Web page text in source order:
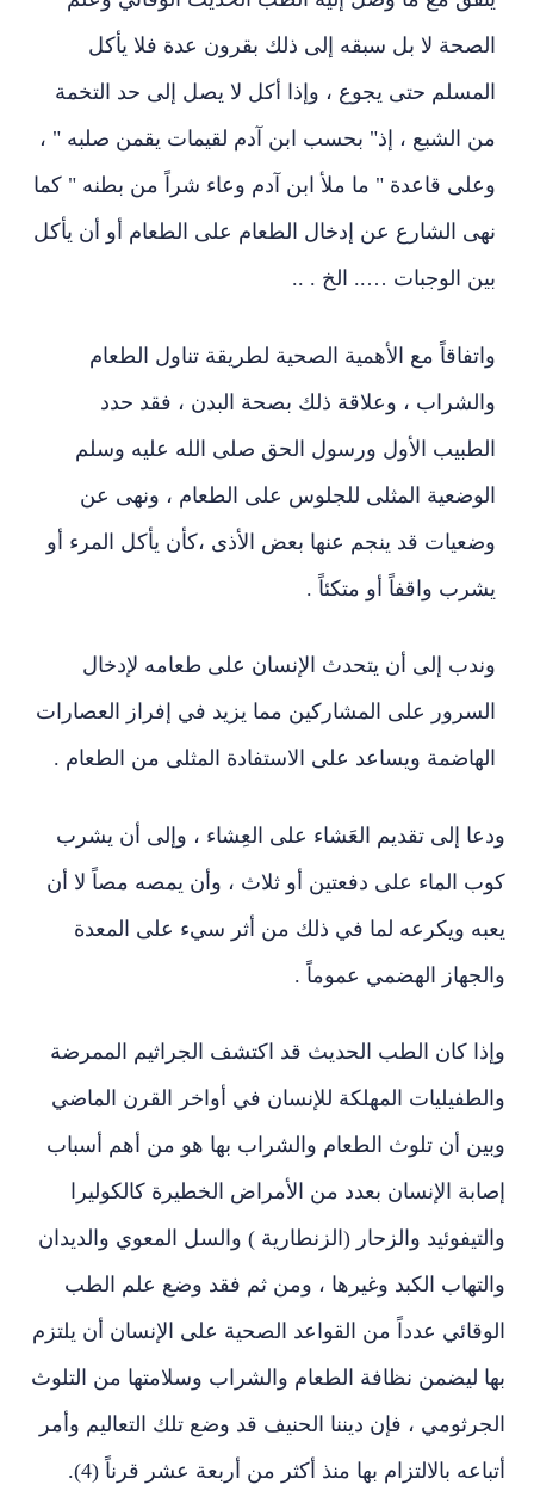
الصحة لا بل سبقه إلى ذلك بقرون عدة فلا يأكل
المسلم حتى يجوع ، وإذا أكل لا يصل إلى حد التخمة
من الشبع ، إذ" بحسب ابن آدم لقيمات يقمن صلبه " ،
وعلى قاعدة " ما ملأ ابن آدم وعاء شراً من بطنه " كما
نهى الشارع عن إدخال الطعام على الطعام أو أن يأكل
بين الوجبات ….. الخ . ..
واتفاقاً مع الأهمية الصحية لطريقة تناول الطعام
والشراب ، وعلاقة ذلك بصحة البدن ، فقد حدد
الطبيب الأول ورسول الحق صلى الله عليه وسلم
الوضعية المثلى للجلوس على الطعام ، ونهى عن
وضعيات قد ينجم عنها بعض الأذى ،كأن يأكل المرء أو
يشرب واقفاً أو متكئاً .
وندب إلى أن يتحدث الإنسان على طعامه لإدخال
السرور على المشاركين مما يزيد في إفراز العصارات
الهاضمة ويساعد على الاستفادة المثلى من الطعام .
ودعا إلى تقديم العَشاء على العِشاء ، وإلى أن يشرب
كوب الماء على دفعتين أو ثلاث ، وأن يمصه مصاً لا أن
يعبه ويكرعه لما في ذلك من أثر سيء على المعدة
والجهاز الهضمي عموماً .
وإذا كان الطب الحديث قد اكتشف الجراثيم الممرضة
والطفيليات المهلكة للإنسان في أواخر القرن الماضي
وبين أن تلوث الطعام والشراب بها هو من أهم أسباب
إصابة الإنسان بعدد من الأمراض الخطيرة كالكوليرا
والتيفوئيد والزحار (الزنطارية ) والسل المعوي والديدان
والتهاب الكبد وغيرها ، ومن ثم فقد وضع علم الطب
الوقائي عدداً من القواعد الصحية على الإنسان أن يلتزم
بها ليضمن نظافة الطعام والشراب وسلامتها من التلوث
الجرثومي ، فإن ديننا الحنيف قد وضع تلك التعاليم وأمر
أتباعه بالالتزام بها منذ أكثر من أربعة عشر قرناً (4).